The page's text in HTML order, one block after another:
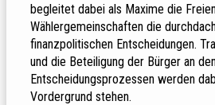
begleitet dabei als Maxime die
Wählergemeinschaften die
finanzpolitischen Entscheidungen.
und die Beteiligung der Bürger an
Entscheidungsprozessen werden
Vordergrund stehen.